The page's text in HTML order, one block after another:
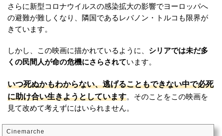
さらに新型コロナウイルスの感染拡大の影響でヨーロッパへ
の避難が難しくなり、隣国であるレバノン・トルコも限界が
きています。
しかし、この映画に描かれているように、 シリアでは未だ多
くの民間人が命の危機にさらされています。
いつ死ぬかもわからない、逃げることもできない中で必死
に助け合い生きようとしています。そのことをこの映画を
見て改めて考えずにはいられません。
Cinemarche